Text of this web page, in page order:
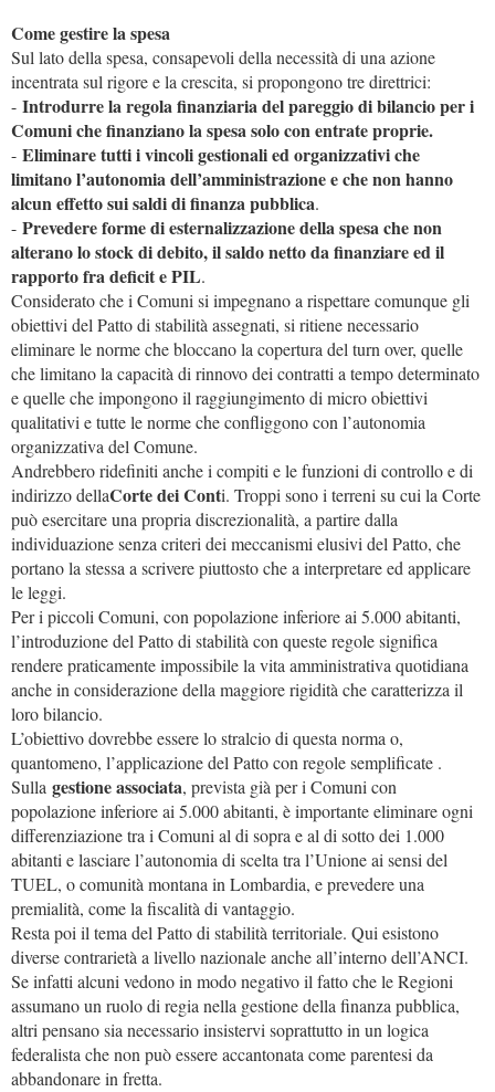
Come gestire la spesa
Sul lato della spesa, consapevoli della necessità di una azione
incentrata sul rigore e la crescita, si propongono tre direttrici:
- Introdurre la regola finanziaria del pareggio di bilancio per i
Comuni che finanziano la spesa solo con entrate proprie.
- Eliminare tutti i vincoli gestionali ed organizzativi che
limitano l’autonomia dell’amministrazione e che non hanno
alcun effetto sui saldi di finanza pubblica.
- Prevedere forme di esternalizzazione della spesa che non
alterano lo stock di debito, il saldo netto da finanziare ed il
rapporto fra deficit e PIL.
Considerato che i Comuni si impegnano a rispettare comunque gli
obiettivi del Patto di stabilità assegnati, si ritiene necessario
eliminare le norme che bloccano la copertura del turn over, quelle
che limitano la capacità di rinnovo dei contratti a tempo determinato
e quelle che impongono il raggiungimento di micro obiettivi
qualitativi e tutte le norme che confliggono con l’autonomia
organizzativa del Comune.
Andrebbero ridefiniti anche i compiti e le funzioni di controllo e di
indirizzo dellaCorte dei Conti. Troppi sono i terreni su cui la Corte
può esercitare una propria discrezionalità, a partire dalla
individuazione senza criteri dei meccanismi elusivi del Patto, che
portano la stessa a scrivere piuttosto che a interpretare ed applicare
le leggi.
Per i piccoli Comuni, con popolazione inferiore ai 5.000 abitanti,
l’introduzione del Patto di stabilità con queste regole significa
rendere praticamente impossibile la vita amministrativa quotidiana
anche in considerazione della maggiore rigidità che caratterizza il
loro bilancio.
L’obiettivo dovrebbe essere lo stralcio di questa norma o,
quantomeno, l’applicazione del Patto con regole semplificate .
Sulla gestione associata, prevista già per i Comuni con
popolazione inferiore ai 5.000 abitanti, è importante eliminare ogni
differenziazione tra i Comuni al di sopra e al di sotto dei 1.000
abitanti e lasciare l’autonomia di scelta tra l’Unione ai sensi del
TUEL, o comunità montana in Lombardia, e prevedere una
premialità, come la fiscalità di vantaggio.
Resta poi il tema del Patto di stabilità territoriale. Qui esistono
diverse contrarietà a livello nazionale anche all’interno dell’ANCI.
Se infatti alcuni vedono in modo negativo il fatto che le Regioni
assumano un ruolo di regia nella gestione della finanza pubblica,
altri pensano sia necessario insistervi soprattutto in un logica
federalista che non può essere accantonata come parentesi da
abbandonare in fretta.